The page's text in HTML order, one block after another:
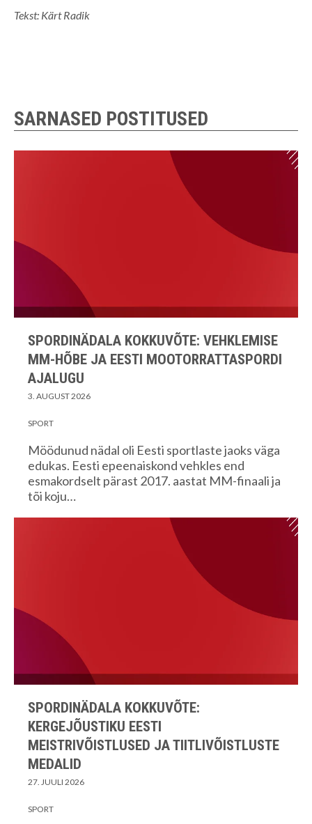
Tekst: Kärt Radik
SARNASED POSTITUSED
SPORDINÄDALA KOKKUVÕTE: VEHKLEMISE
MM-HÕBE JA EESTI MOOTORRATTASPORDI
AJALUGU
3. AUGUST 2026
SPORT
Möödunud nädal oli Eesti sportlaste jaoks väga
edukas. Eesti epeenaiskond vehkles end
esmakordselt pärast 2017. aastat MM-finaali ja
tõi koju…
SPORDINÄDALA KOKKUVÕTE:
KERGEJÕUSTIKU EESTI
MEISTRIVÕISTLUSED JA TIITLIVÕISTLUSTE
MEDALID
27. JUULI 2026
SPORT